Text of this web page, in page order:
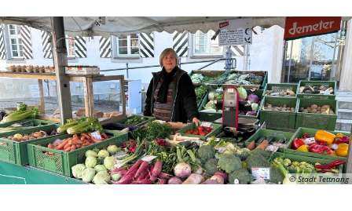
© Stadt Tettnang